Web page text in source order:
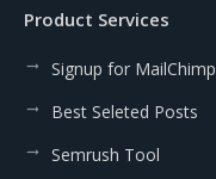
Product Services
Signup for MailChimp
Best Seleted Posts
Semrush Tool